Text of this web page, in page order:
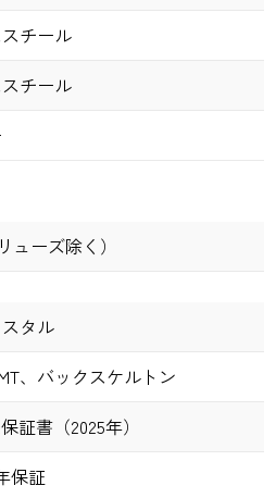
チール
チール
リューズ除く）
タル
、バックスケルトン
証書（2025年）
保証